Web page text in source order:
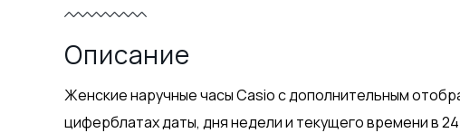
Описание
Женские наручные часы Casio с дополнительным
циферблатах даты, дня недели и текущего времени в